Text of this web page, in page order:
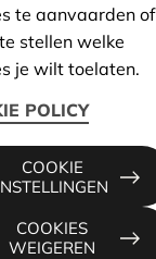
nieuws:we
dat we dat
we ons
deCera
van alle Cera-
zich samen
Door tips uit
of gewoon: door
water veilig
te aanvaarden of
stellen welke
je wilt toelaten.
POLICY
COOKIES
WEIGEREN
COOKIE